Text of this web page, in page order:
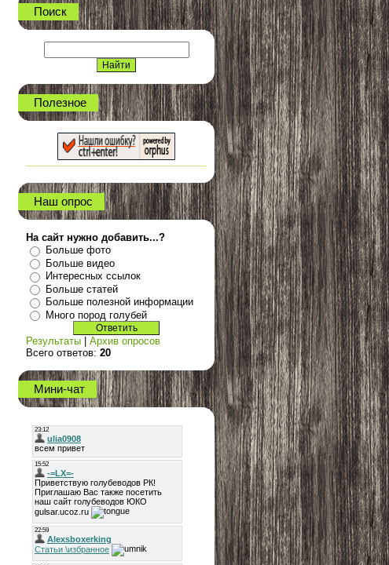
Поиск
Полезное
Наш опрос
На сайт нужно добавить...?
Больше фото
Больше видео
Интересных ссылок
Больше статей
Больше полезной информации
Много пород голубей
Результаты
Архив опросов
Всего ответов: 20
Мини-чат